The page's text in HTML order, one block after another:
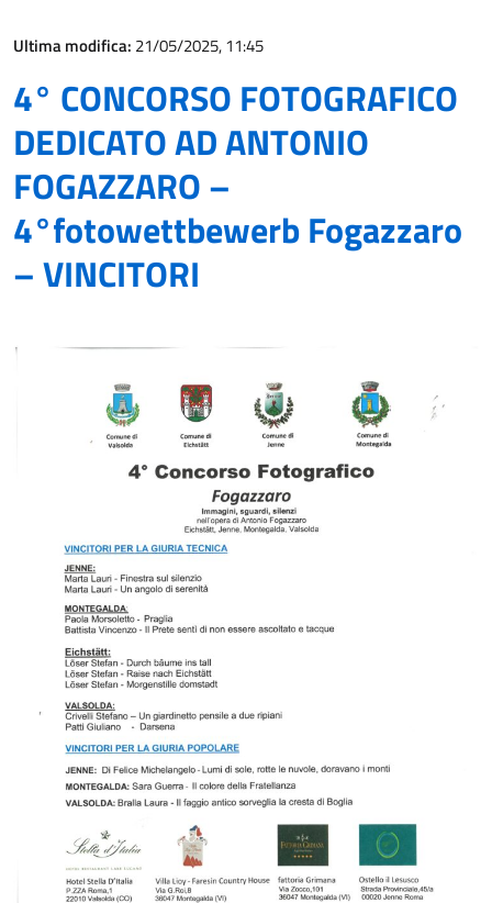
Ultima modifica: 21/05/2025, 11:45
4° CONCORSO FOTOGRAFICO
DEDICATO AD ANTONIO
FOGAZZARO –
4°fotowettbewerb Fogazzaro
– VINCITORI